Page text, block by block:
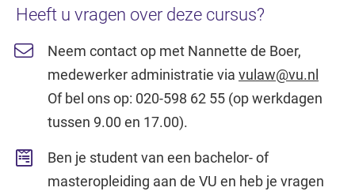
Heeft u vragen over deze cursus?
Neem contact op met Nannette de Boer,
medewerker administratie via vulaw@vu.nl
Of bel ons op: 020-598 62 55 (op werkdagen
tussen 9.00 en 17.00).
Ben je student van een bachelor- of
masteropleiding aan de VU en heb je vragen